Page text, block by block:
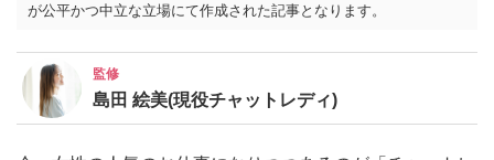
が公平かつ中立な立場にて作成された記事となります。
監修
島田 絵美(現役チャットレディ)